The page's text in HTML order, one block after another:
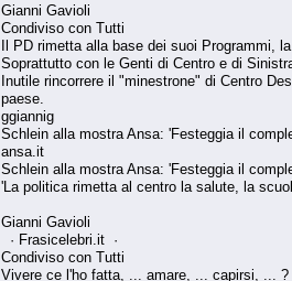
Gianni Gavioli
Condiviso con Tutti
Il PD rimetta alla base dei suoi Programmi,
Soprattutto con le Genti di Centro e di
Inutile rincorrere il "minestrone" di Centro
paese.
ggiannig
Schlein alla mostra Ansa: 'Festeggia il
ansa.it
Schlein alla mostra Ansa: 'Festeggia il
'La politica rimetta al centro la salute, la
Gianni Gavioli
· Frasicelebri.it ·
Condiviso con Tutti
Vivere ce l'ho fatta, ... amare, ... capirsi, ... ?